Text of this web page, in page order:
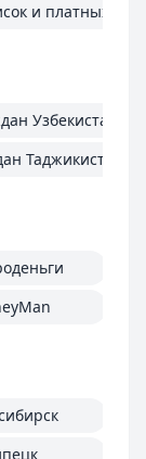
и платных
Узбекистана
Таджикистана